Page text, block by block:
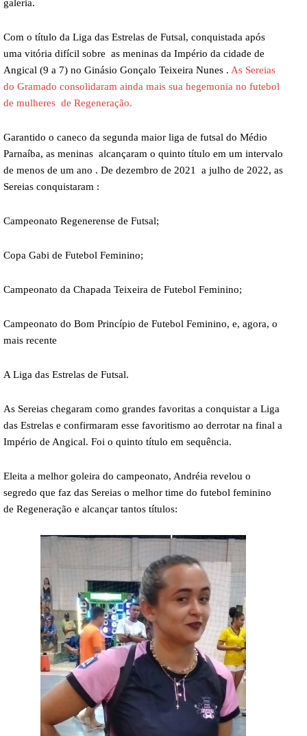
galeria.
Com o título da Liga das Estrelas de Futsal, conquistada após
uma vitória difícil sobre as meninas da Império da cidade de
Angical (9 a 7) no Ginásio Gonçalo Teixeira Nunes . As Sereias
do Gramado consolidaram ainda mais sua hegemonia no futebol
de mulheres de Regeneração.
Garantido o caneco da segunda maior liga de futsal do Médio
Parnaíba, as meninas alcançaram o quinto título em um intervalo
de menos de um ano . De dezembro de 2021 a julho de 2022, as
Sereias conquistaram :
Campeonato Regenerense de Futsal;
Copa Gabi de Futebol Feminino;
Campeonato da Chapada Teixeira de Futebol Feminino;
Campeonato do Bom Princípio de Futebol Feminino, e, agora, o
mais recente
A Liga das Estrelas de Futsal.
As Sereias chegaram como grandes favoritas a conquistar a Liga
das Estrelas e confirmaram esse favoritismo ao derrotar na final a
Império de Angical. Foi o quinto título em sequência.
Eleita a melhor goleira do campeonato, Andréia revelou o
segredo que faz das Sereias o melhor time do futebol feminino
de Regeneração e alcançar tantos títulos: